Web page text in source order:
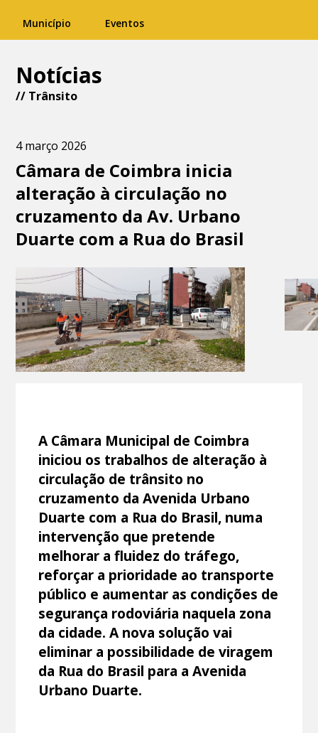
Município Eventos
Notícias
// Trânsito
4 março 2026
Câmara de Coimbra inicia
alteração à circulação no
cruzamento da Av. Urbano
Duarte com a Rua do Brasil
A Câmara Municipal de Coimbra
iniciou os trabalhos de alteração à
circulação de trânsito no
cruzamento da Avenida Urbano
Duarte com a Rua do Brasil, numa
intervenção que pretende
melhorar a fluidez do tráfego,
reforçar a prioridade ao transporte
público e aumentar as condições de
segurança rodoviária naquela zona
da cidade. A nova solução vai
eliminar a possibilidade de viragem
da Rua do Brasil para a Avenida
Urbano Duarte.